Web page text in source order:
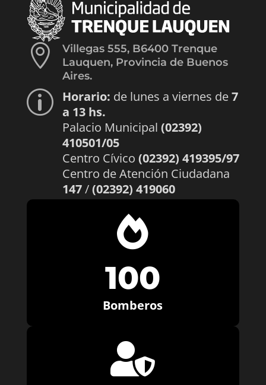

Villegas 555, B6400 Trenque
Lauquen, Provincia de Buenos
Aires.
p Horario: de lunes a viernes de7
a 13 hs.
Palacio Municipal (02392)
410501/05
Centro Cívico (02392) 419395/97
Centro de Atención Ciudadana
147/(02392) 419060

100
Bomberos
